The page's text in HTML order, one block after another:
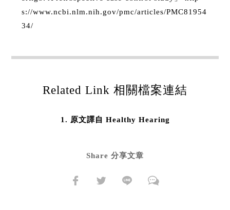
s://www.ncbi.nlm.nih.gov/pmc/articles/PMC81954
34/
Related Link 相關檔案連結
原文譯自 Healthy Hearing
Share 分享文章